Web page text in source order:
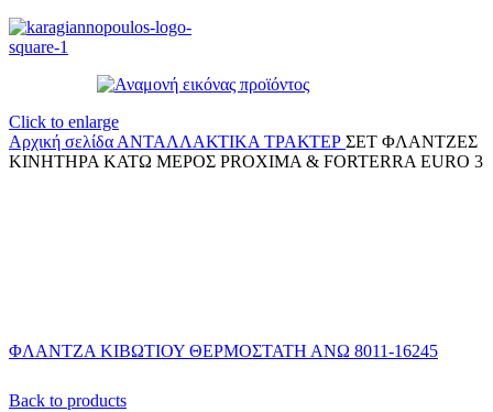
Click to enlarge
Αρχική σελίδα ΑΝΤΑΛΛΑΚΤΙΚΑ ΤΡΑΚΤΕΡ ΣΕΤ ΦΛΑΝΤΖΕΣ
ΚΙΝΗΤΗΡΑ ΚΑΤΩ ΜΕΡΟΣ PROXIMA & FORTERRA EURO 3
ΦΛΑΝΤΖΑ ΚΙΒΩΤΙΟΥ ΘΕΡΜΟΣΤΑΤΗ ΑΝΩ 8011-16245
Back to products